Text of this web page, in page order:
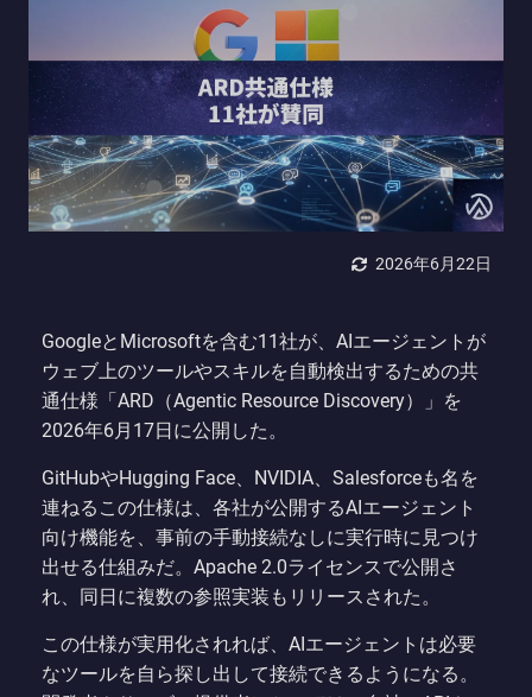
2026年6月22日
GoogleとMicrosoftを含む11社が、AIエージェントが
ウェブ上のツールやスキルを自動検出するための共
通仕様「ARD（Agentic Resource Discovery）」を
2026年6月17日に公開した。
GitHubやHugging Face、NVIDIA、Salesforceも名を
連ねるこの仕様は、各社が公開するAIエージェント
向け機能を、事前の手動接続なしに実行時に見つけ
出せる仕組みだ。Apache 2.0ライセンスで公開さ
れ、同日に複数の参照実装もリリースされた。
この仕様が実用化されれば、AIエージェントは必要
なツールを自ら探し出して接続できるようになる。